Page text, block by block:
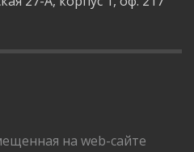
на web-сайте